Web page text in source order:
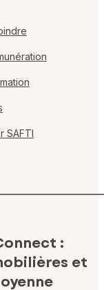
SAFTI
:
et